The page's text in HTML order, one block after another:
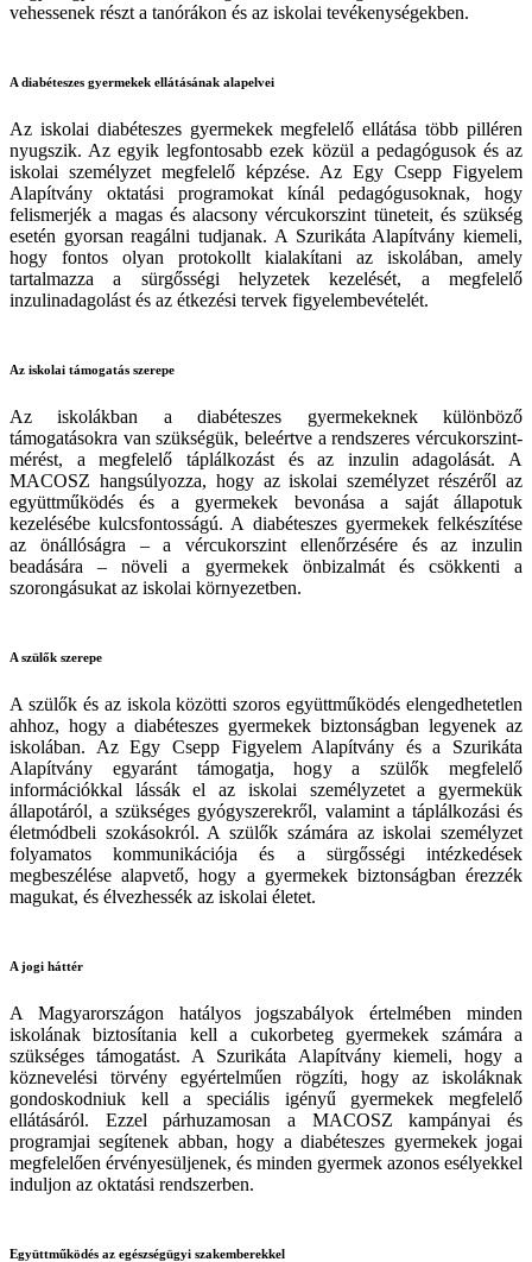
vehessenek részt a tanórákon és az iskolai tevékenységekben.
A diabéteszes gyermekek ellátásának alapelvei
Az iskolai diabéteszes gyermekek megfelelő ellátása több pilléren
nyugszik. Az egyik legfontosabb ezek közül a pedagógusok és az
iskolai személyzet megfelelő képzése. Az Egy Csepp Figyelem
Alapítvány oktatási programokat kínál pedagógusoknak, hogy
felismerjék a magas és alacsony vércukorszint tüneteit, és szükség
esetén gyorsan reagálni tudjanak. A Szurikáta Alapítvány kiemeli,
hogy fontos olyan protokollt kialakítani az iskolában, amely
tartalmazza a sürgősségi helyzetek kezelését, a megfelelő
inzulinadagolást és az étkezési tervek figyelembevételét.
Az iskolai támogatás szerepe
Az iskolákban a diabéteszes gyermekeknek különböző
támogatásokra van szükségük, beleértve a rendszeres vércukorszint-
mérést, a megfelelő táplálkozást és az inzulin adagolását. A
MACOSZ hangsúlyozza, hogy az iskolai személyzet részéről az
együttműködés és a gyermekek bevonása a saját állapotuk
kezelésébe kulcsfontosságú. A diabéteszes gyermekek felkészítése
az önállóságra – a vércukorszint ellenőrzésére és az inzulin
beadására – növeli a gyermekek önbizalmát és csökkenti a
szorongásukat az iskolai környezetben.
A szülők szerepe
A szülők és az iskola közötti szoros együttműködés elengedhetetlen
ahhoz, hogy a diabéteszes gyermekek biztonságban legyenek az
iskolában. Az Egy Csepp Figyelem Alapítvány és a Szurikáta
Alapítvány egyaránt támogatja, hogy a szülők megfelelő
információkkal lássák el az iskolai személyzetet a gyermekük
állapotáról, a szükséges gyógyszerekről, valamint a táplálkozási és
életmódbeli szokásokról. A szülők számára az iskolai személyzet
folyamatos kommunikációja és a sürgősségi intézkedések
megbeszélése alapvető, hogy a gyermekek biztonságban érezzék
magukat, és élvezhessék az iskolai életet.
A jogi háttér
A Magyarországon hatályos jogszabályok értelmében minden
iskolának biztosítania kell a cukorbeteg gyermekek számára a
szükséges támogatást. A Szurikáta Alapítvány kiemeli, hogy a
köznevelési törvény egyértelműen rögzíti, hogy az iskoláknak
gondoskodniuk kell a speciális igényű gyermekek megfelelő
ellátásáról. Ezzel párhuzamosan a MACOSZ kampányai és
programjai segítenek abban, hogy a diabéteszes gyermekek jogai
megfelelően érvényesüljenek, és minden gyermek azonos esélyekkel
induljon az oktatási rendszerben.
Együttműködés az egészségügyi szakemberekkel